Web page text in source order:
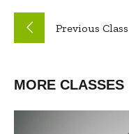
Previous Class
MORE CLASSES